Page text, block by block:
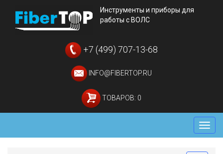
Инструменты и приборы для
работы с ВОЛС
+7 (499) 707-13-68
INFO@FIBERTOP.RU
ТОВАРОВ: 0
Меню